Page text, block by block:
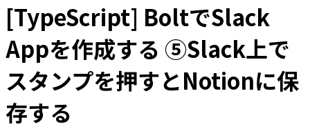
[TypeScript] BoltでSlack
Appを作成する ⑤Slack上で
スタンプを押すとNotionに保
存する